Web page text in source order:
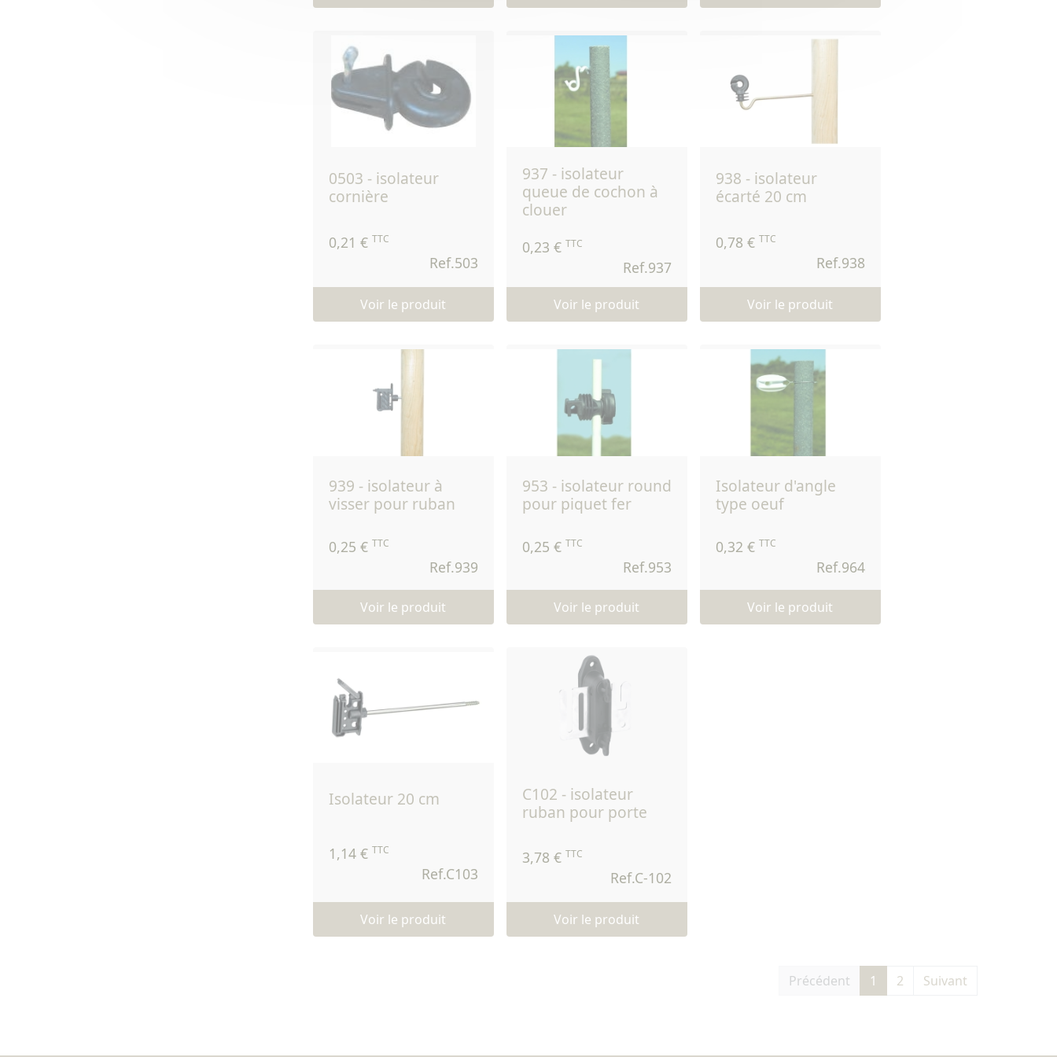
0503 - isolateur
cornière
0,21 € TTC
Ref.503
Voir le produit
937 - isolateur
queue de cochon à
clouer
0,23 € TTC
Ref.937
Voir le produit
938 - isolateur
écarté 20 cm
0,78 € TTC
Ref.938
Voir le produit
939 - isolateur à
visser pour ruban
0,25 € TTC
Ref.939
Voir le produit
953 - isolateur round
pour piquet fer
0,25 € TTC
Ref.953
Voir le produit
isolateur d'angle
type oeuf
0,32 € TTC
Ref.964
Voir le produit
isolateur 20 cm
1,14 € TTC
Ref.C103
Voir le produit
c102 - isolateur
ruban pour porte
3,78 € TTC
Ref.C-102
Voir le produit
Précédent 1 2 Suivant